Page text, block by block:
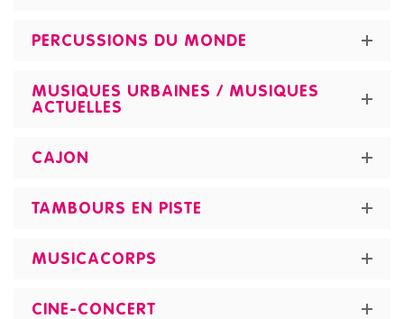
PERCUSSIONS DU MONDE
MUSIQUES URBAINES / MUSIQUES
ACTUELLES
CAJON
TAMBOURS EN PISTE
MUSICACORPS
CINE-CONCERT